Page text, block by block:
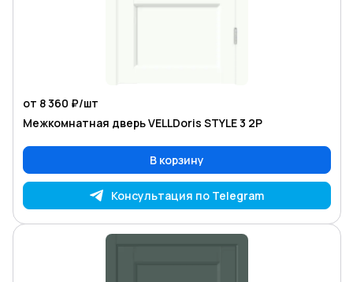
от 8 360 ₽/шт
Межкомнатная дверь VELLDoris STYLE 3 2P
В корзину
Консультация по Telegram